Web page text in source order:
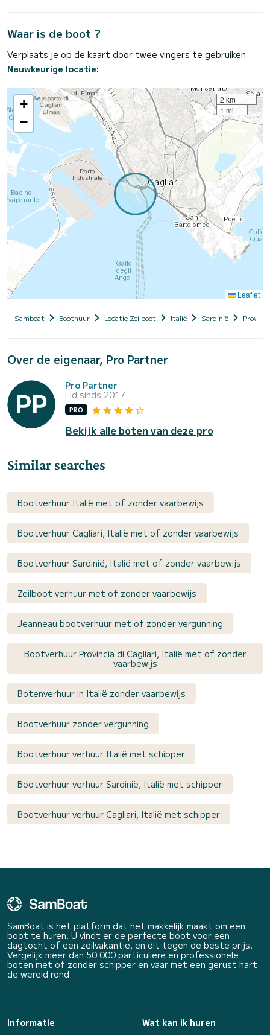
Waar is de boot ?
Verplaats je op de kaart door twee vingers te gebruiken
Nauwkeurige locatie:
+
−
2 km
1 mi
Leaflet
Samboat Boothuur Locatie Zeilboot Italië Sardinië
Over de eigenaar, Pro Partner
Pro Partner
Lid sinds 2017
PRO
Bekijk alle boten van deze pro
Similar searches
Bootverhuur Italië met of zonder vaarbewijs
Bootverhuur Cagliari, Italië met of zonder vaarbewijs
Bootverhuur Sardinië, Italië met of zonder vaarbewijs
Zeilboot verhuur met of zonder vaarbewijs
Jeanneau bootverhuur met of zonder vergunning
Bootverhuur Provincia di Cagliari, Italië met of zonder
vaarbewijs
Botenverhuur in Italië zonder vaarbewijs
Bootverhuur zonder vergunning
Bootverhuur verhuur Italië met schipper
Bootverhuur verhuur Sardinië, Italië met schipper
Bootverhuur verhuur Cagliari, Italië met schipper
SamBoat is het platform dat het makkelijk maakt om een
boot te huren. U vindt er de perfecte boot voor een
dagtocht of een zeilvakantie, en dit tegen de beste prijs.
Vergelijk meer dan 50 000 particuliere en professionele
boten met of zonder schipper en vaar met een gerust hart
de wereld rond.
Informatie
Wat kan ik huren